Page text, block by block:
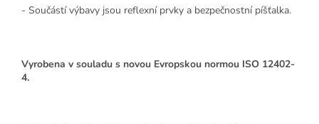
- Součástí výbavy jsou reflexní prvky a bezpečnostní píšťalka.
Vyrobena v souladu s novou Evropskou normou ISO 12402-
4.